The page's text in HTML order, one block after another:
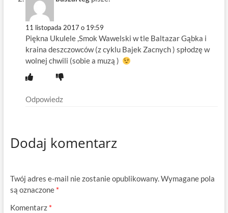
11 listopada 2017 o 19:59
Piękna Ukulele ,Smok Wawelski w tle Baltazar Gąbka i
kraina deszczowców (z cyklu Bajek Zacnych ) spłodzę w
wolnej chwili (sobie a muzą )
Odpowiedz
Dodaj komentarz
Twój adres e-mail nie zostanie opublikowany.Wymagane pola
są oznaczone *
Komentarz *